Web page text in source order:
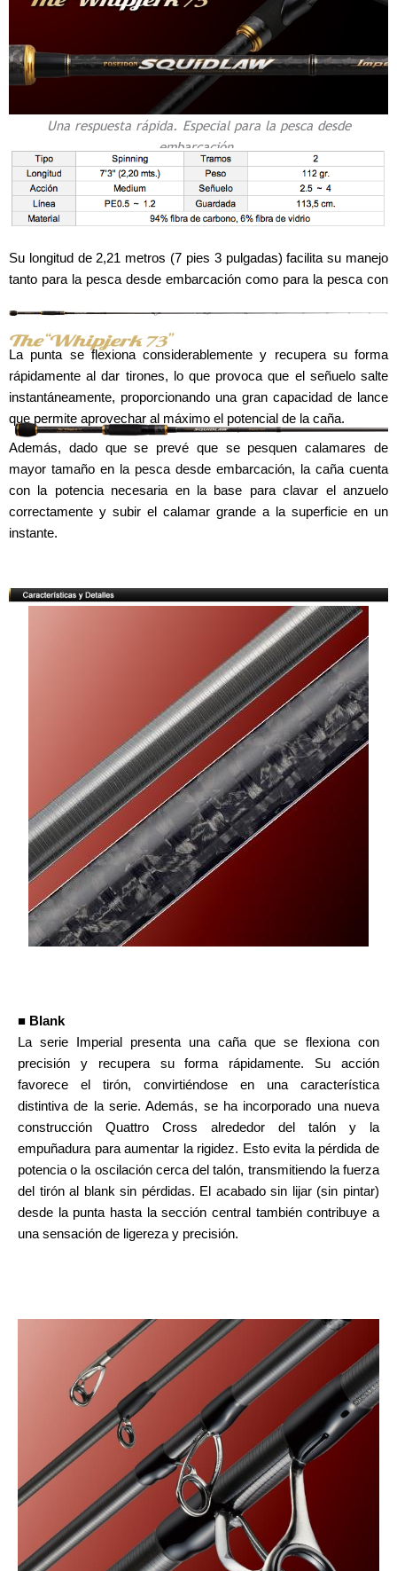
Una respuesta rápida. Especial para la pesca desde
embarcación.
Su longitud de 2,21 metros (7 pies 3 pulgadas) facilita su manejo
tanto para la pesca desde embarcación como para la pesca con
La punta se flexiona considerablemente y recupera su forma
rápidamente al dar tirones, lo que provoca que el señuelo salte
instantáneamente, proporcionando una gran capacidad de lance
que permite aprovechar al máximo el potencial de la caña.
Además, dado que se prevé que se pesquen calamares de
mayor tamaño en la pesca desde embarcación, la caña cuenta
con la potencia necesaria en la base para clavar el anzuelo
correctamente y subir el calamar grande a la superficie en un
instante.
■ Blank
La serie Imperial presenta una caña que se flexiona con
precisión y recupera su forma rápidamente. Su acción
favorece el tirón, convirtiéndose en una característica
distintiva de la serie. Además, se ha incorporado una nueva
construcción Quattro Cross alrededor del talón y la
empuñadura para aumentar la rigidez. Esto evita la pérdida de
potencia o la oscilación cerca del talón, transmitiendo la fuerza
del tirón al blank sin pérdidas. El acabado sin lijar (sin pintar)
desde la punta hasta la sección central también contribuye a
una sensación de ligereza y precisión.